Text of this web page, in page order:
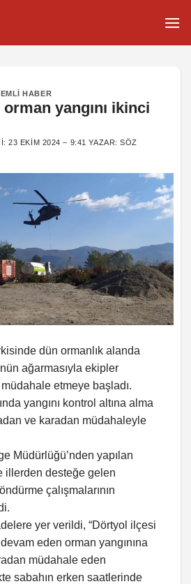
HABER
yangını ikinci
23 EKIM 2024 – 9:41 YAZAR:SÖZ
dün ormanlık alanda
ağarmasıyla ekipler
etmeye başladı.
yangını kontrol altına alma
ve karadan müdahaleyle
Müdürlüğü’nden yapılan
illerden desteğe gelen
çalışmalarının
yer verildi, “Dörtyol ilçesi
eden orman yangınına
müdahale eden
sabahın erken saatlerinde